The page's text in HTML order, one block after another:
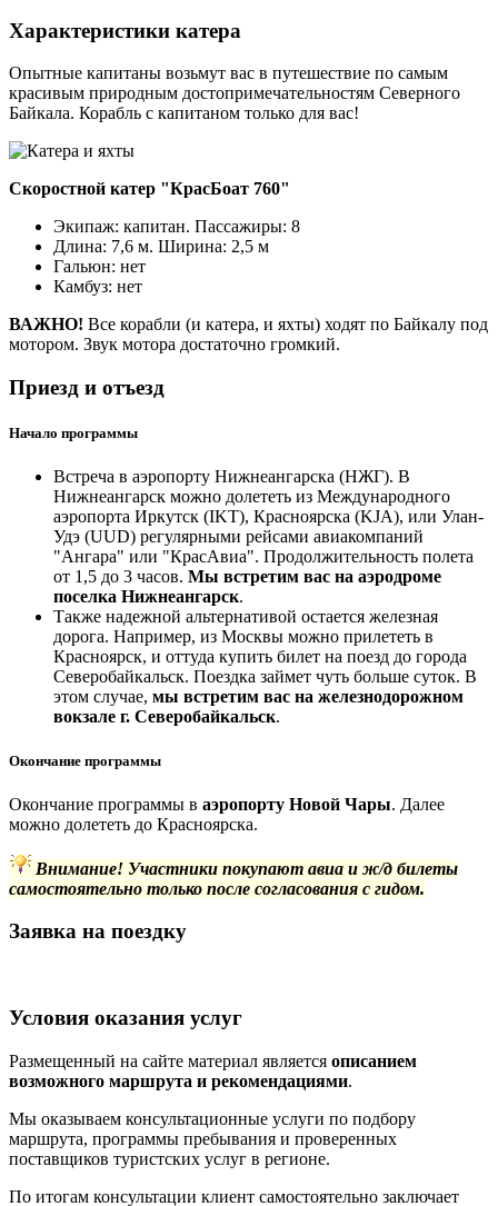
Характеристики катера
Опытные капитаны возьмут вас в путешествие по самым
красивым природным достопримечательностям Северного
Байкала. Корабль с капитаном только для вас!
Скоростной катер "КрасБоат 760"
Экипаж: капитан. Пассажиры: 8
Длина: 7,6 м. Ширина: 2,5 м
Гальюн: нет
Камбуз: нет
ВАЖНО! Все корабли (и катера, и яхты) ходят по Байкалу под
мотором. Звук мотора достаточно громкий.
Приезд и отъезд
Начало программы
Встреча в аэропорту Нижнеангарска (НЖГ). В
Нижнеангарск можно долететь из Международного
аэропорта Иркутск (IKT), Красноярска (KJA), или Улан-
Удэ (UUD) регулярными рейсами авиакомпаний
"Ангара" или "КрасАвиа". Продолжительность полета
от 1,5 до 3 часов. Мы встретим вас на аэродроме
поселка Нижнеангарск.
Также надежной альтернативой остается железная
дорога. Например, из Москвы можно прилететь в
Красноярск, и оттуда купить билет на поезд до города
Северобайкальск. Поездка займет чуть больше суток. В
этом случае, мы встретим вас на железнодорожном
вокзале г. Северобайкальск.
Окончание программы
Окончание программы в аэропорту Новой Чары. Далее
можно долететь до Красноярска.
Внимание! Участники покупают авиа и ж/д билеты
самостоятельно только после согласования с гидом.
Заявка на поездку
Условия оказания услуг
Размещенный на сайте материал является описанием
возможного маршрута и рекомендациями.
Мы оказываем консультационные услуги по подбору
маршрута, программы пребывания и проверенных
поставщиков туристских услуг в регионе.
По итогам консультации клиент самостоятельно заключает